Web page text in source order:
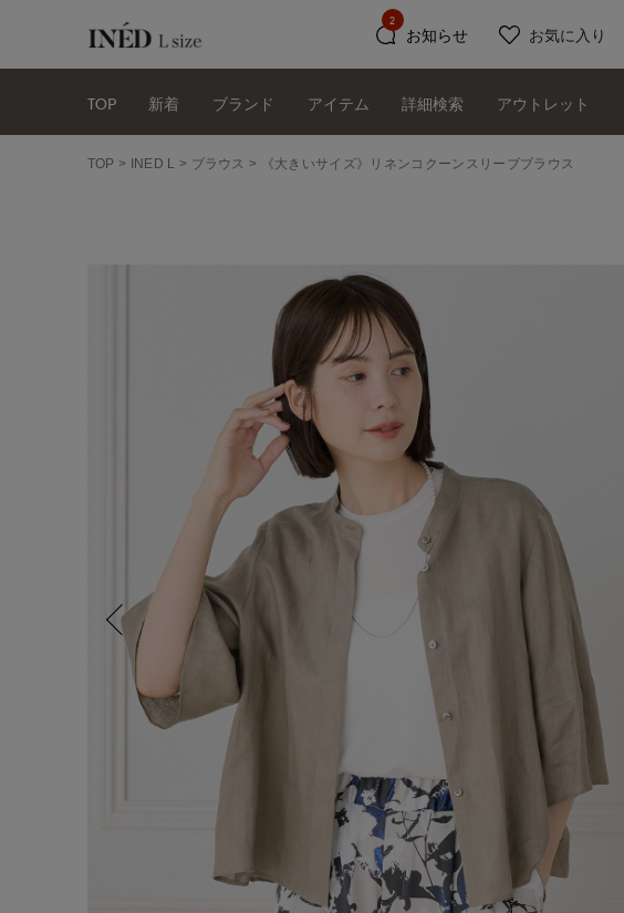
お知らせ
2
お気に入り
TOP 新着 ブランド アイテム 詳細検索 アウトレット
TOP INED L ブラウス 《大きいサイズ》リネンコクーンスリーブブラウス